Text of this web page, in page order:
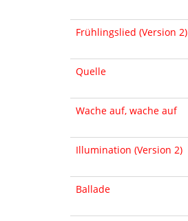
Frühlingslied (Version 2)
Quelle
Wache auf, wache auf
Illumination (Version 2)
Ballade